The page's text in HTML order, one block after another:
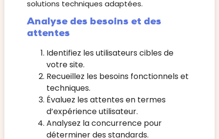
solutions techniques adaptées.
Analyse des besoins et des
attentes
Identifiez les utilisateurs cibles de
votre site.
Recueillez les besoins fonctionnels et
techniques.
Évaluez les attentes en termes
d’expérience utilisateur.
Analysez la concurrence pour
déterminer des standards.